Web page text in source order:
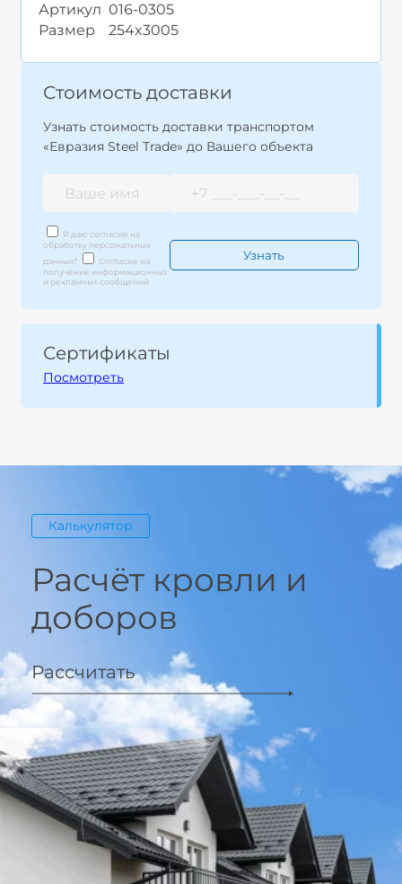
Артикул 016-0305
Размер
254x3005
Стоимость доставки
Узнать стоимость доставки транспортом
«Евразия Steel Trade» до Вашего объекта
Я даю согласие на
обработку персональных
данных*
Согласие на
получение информационных
и рекламных сообщений
Сертификаты
Посмотреть
Калькулятор
Расчёт кровли и
доборов
Рассчитать